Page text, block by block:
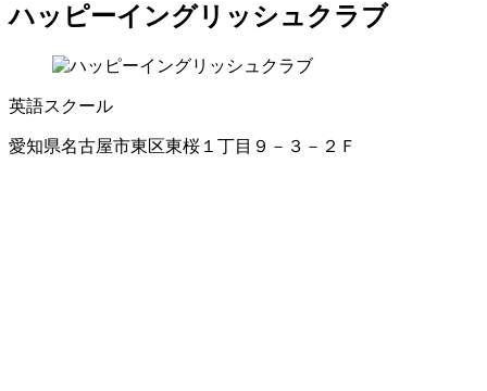
ハッピーイングリッシュクラブ
英語スクール
愛知県名古屋市東区東桜１丁目９－３－２Ｆ